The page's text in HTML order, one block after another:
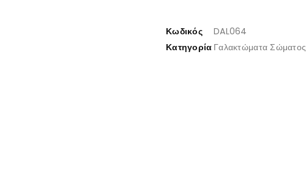
Κωδικός
DAL064
Κατηγορία Γαλακτώματα Σώματος